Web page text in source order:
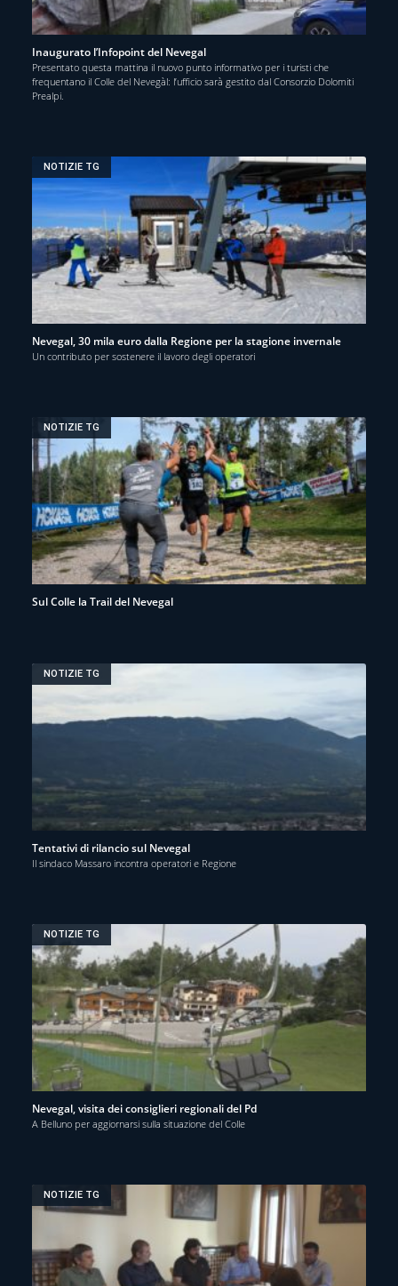
Inaugurato l’Infopoint del Nevegal
Presentato questa mattina il nuovo punto informativo per i turisti che
frequentano il Colle del Nevegàl: l’ufficio sarà gestito dal Consorzio Dolomiti
Prealpi.
NOTIZIE TG
Nevegal, 30 mila euro dalla Regione per la stagione invernale
Un contributo per sostenere il lavoro degli operatori
NOTIZIE TG
Sul Colle la Trail del Nevegal
NOTIZIE TG
Tentativi di rilancio sul Nevegal
Il sindaco Massaro incontra operatori e Regione
NOTIZIE TG
Nevegal, visita dei consiglieri regionali del Pd
A Belluno per aggiornarsi sulla situazione del Colle
NOTIZIE TG